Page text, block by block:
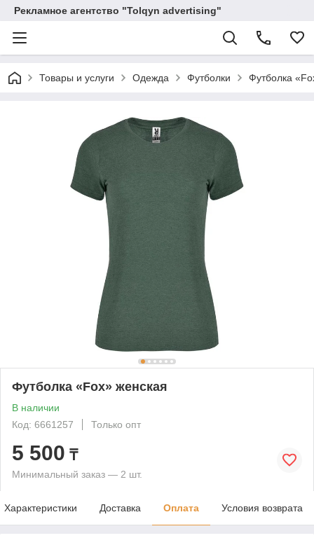
Рекламное агентство "Tolqyn advertising"
Товары и услуги Одежда Футболки Футболка
Футболка «Fox» женская
В наличии
Код: 6661257
Только опт
5 500 ₸
Минимальный заказ — 2 шт.
Характеристики Доставка Оплата Условия возврата